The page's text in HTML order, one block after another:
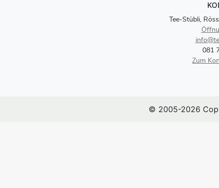
Tee-Stübli,
081
Zum
© 2005-2026